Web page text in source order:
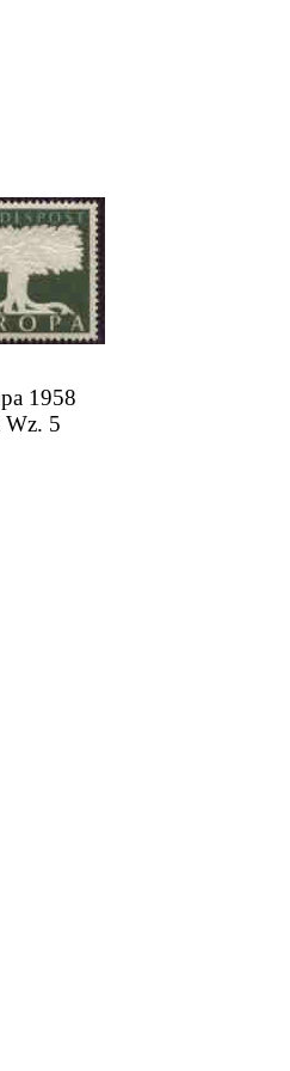
1958
Wz. 5